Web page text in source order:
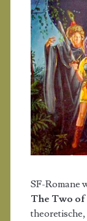
SF-Romane
The Two of